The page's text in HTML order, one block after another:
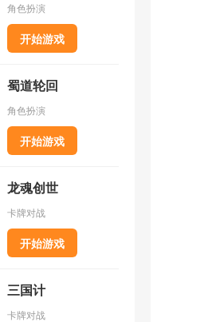
角色扮演
开始游戏
蜀道轮回
角色扮演
开始游戏
龙魂创世
卡牌对战
开始游戏
三国计
卡牌对战